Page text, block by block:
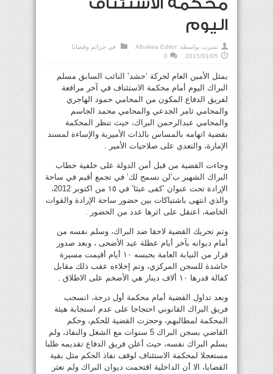
اليوم
نشرت بواسطة: Alhakea Editor في جرائم وقضايا
2015/01/05
0
يمثل الأمين العام لحركة ‘حشد’ النائب السابق مسلم
البراك اليوم أمام محكمة الاستئناف في آخر مرافعة
لفريق الدفاع المكون من المحامي حمود الهاجري
والمحامي ثامر الجدعي والمحامي محمد الجاسم
والمحامي عبدالرحمن البراك، حيث تنظر المحكمة
بقضية اتهامه بالمساس بالذات الأميرية والإساءة لمسند
الإمارة، والتعدي على صلاحيات الأمير .
وجاءت القضية من قبل أمن الدولة على خلفية خطاب
البراك الشهير ب’لن نسمح لك’ في تجمع أقيم في ساحة
الإرادة تحت عنوان ‘كفى عبثا’ في ١٥ من اكتوبر 2012،
والذي انتهى باشتباكات بين حضور ساحة الإرادة والقوات
الخاصة، اعتقل على اثرها عدد من الحضور .
وتم تحريك القضية لاحقا ضد البراك، وسلم نفسه من
أمام ديوانه بآخر أيام عطلة عيد الأضحى ، وبعد صدور
قرار من النيابة العامة بحبسه ١٠ أيام أقيمت مسيرة
حاشدة للسجن المركزي، وتم إخلاءه عقب ذلك مقابل
كفالة قدرها ١٠ ألاف دينار هي الأضخم على الاطلاق .
وبعد تداول القضية أمام محكمة أول درجة، انسحب
فريق البراك القانوني احتجاجا على عدم استجابة هيئة
المحكمة لمطالبهم، وحجزت القضية للحكم، وحكم
القاضي بسجن البراك 5 سنوات مع الشغل والنفاذ، ولم
يسلم البراك نفسه، حيث أعلن فريق الدفاع تقديمه طلبا
مستعجلا لمحكمة الاستئناف لوقف نفاذ الحكم مثل بقية
القضايا، الا أن الداخلية اقتحمت ديوان البراك ولم تعثر